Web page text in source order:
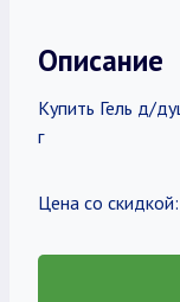
Описание
Купить Гель д/
г
Цена со